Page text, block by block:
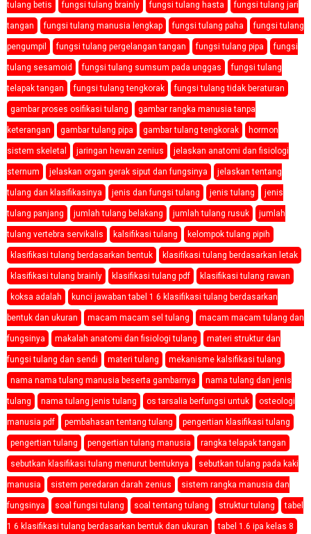
tulang betis fungsi tulang brainly fungsi tulang hasta fungsi tulang jari
tangan fungsi tulang manusia lengkap fungsi tulang paha fungsi tulang
pengumpil fungsi tulang pergelangan tangan fungsi tulang pipa fungsi
tulang sesamoid fungsi tulang sumsum pada unggas fungsi tulang
telapak tangan fungsi tulang tengkorak fungsi tulang tidak beraturan
gambar proses osifikasi tulang gambar rangka manusia tanpa
keterangan gambar tulang pipa gambar tulang tengkorak hormon
sistem skeletal jaringan hewan zenius jelaskan anatomi dan fisiologi
sternum jelaskan organ gerak siput dan fungsinya jelaskan tentang
tulang dan klasifikasinya jenis dan fungsi tulang jenis tulang jenis
tulang panjang jumlah tulang belakang jumlah tulang rusuk jumlah
tulang vertebra servikalis kalsifikasi tulang kelompok tulang pipih
klasifikasi tulang berdasarkan bentuk klasifikasi tulang berdasarkan letak
klasifikasi tulang brainly klasifikasi tulang pdf klasifikasi tulang rawan
koksa adalah kunci jawaban tabel 1 6 klasifikasi tulang berdasarkan
bentuk dan ukuran macam macam sel tulang macam macam tulang dan
fungsinya makalah anatomi dan fisiologi tulang materi struktur dan
fungsi tulang dan sendi materi tulang mekanisme kalsifikasi tulang
nama nama tulang manusia beserta gambarnya nama tulang dan jenis
tulang nama tulang jenis tulang os tarsalia berfungsi untuk osteologi
manusia pdf pembahasan tentang tulang pengertian klasifikasi tulang
pengertian tulang pengertian tulang manusia rangka telapak tangan
sebutkan klasifikasi tulang menurut bentuknya sebutkan tulang pada kaki
manusia sistem peredaran darah zenius sistem rangka manusia dan
fungsinya soal fungsi tulang soal tentang tulang struktur tulang tabel
1 6 klasifikasi tulang berdasarkan bentuk dan ukuran tabel 1.6 ipa kelas 8